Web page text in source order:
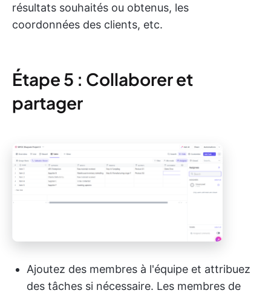
résultats souhaités ou obtenus, les
coordonnées des clients, etc.
Étape 5 : Collaborer et
partager
Ajoutez des membres à l'équipe et attribuez
des tâches si nécessaire. Les membres de